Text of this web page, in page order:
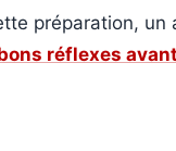
préparation, un
réflexes